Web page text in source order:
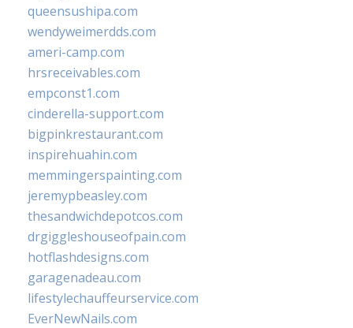
queensushipa.com
wendyweimerdds.com
ameri-camp.com
hrsreceivables.com
empconst1.com
cinderella-support.com
bigpinkrestaurant.com
inspirehuahin.com
memmingerspainting.com
jeremypbeasley.com
thesandwichdepotcos.com
drgiggleshouseofpain.com
hotflashdesigns.com
garagenadeau.com
lifestylechauffeurservice.com
EverNewNails.com